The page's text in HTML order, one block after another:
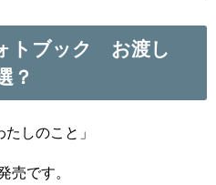
トブック お渡し
？
しのこと」
売です。